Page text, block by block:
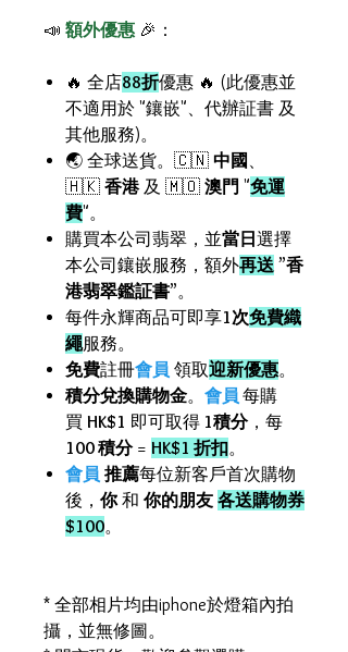
📣 額外優惠 🎉：
🔥 全店88折優惠 🔥 (此優惠並
不適用於 "鑲嵌"、代辦証書 及
其他服務)。
🌏 全球送貨。🇨🇳 中國 、
🇭🇰 香港及 🇲🇴 澳門 "免運
費"。
購買本公司翡翠，並當日 選擇
本公司鑲嵌服務，額外再送 ”香
港翡翠鑑証書”。
每件永輝商品可即享1次免費織
繩服務。
免費註冊會員 領取迎新優惠。
積分兌換購物金。 會員 每購
買 HK$1 即可取得 1積分，每
100 積分= HK$1 折扣。
會員 推薦每位新客戶首次購物
後， 你和 你的朋友 各送購物券
$100。
* 全部相片均由iphone於燈箱內拍
攝，並無修圖。